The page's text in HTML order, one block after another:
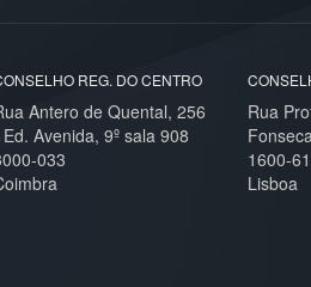
REG. DO CENTRO
Antero de Quental, 256
Avenida, 9º sala 908
033
Rua
1600-
Lisboa